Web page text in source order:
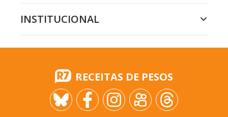
INSTITUCIONAL
RECEITAS DE PESOS